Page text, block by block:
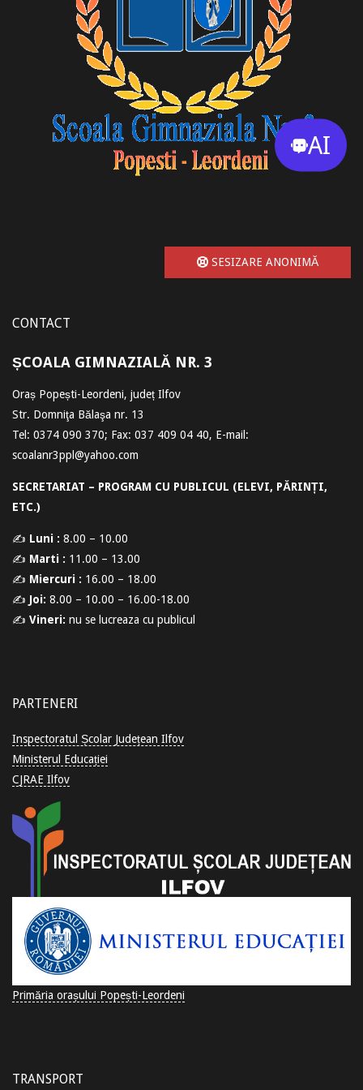
SESIZARE ANONIMĂ
CONTACT
ȘCOALA GIMNAZIALĂ NR. 3
Oraș Popești-Leordeni, județ Ilfov
Str. Domniţa Bălaşa nr. 13
Tel: 0374 090 370; Fax: 037 409 04 40, E-mail:
scoalanr3ppl@yahoo.com
SECRETARIAT – PROGRAM CU PUBLICUL (ELEVI, PĂRINȚI,
ETC.)
✍ Luni : 8.00 – 10.00
✍ Marti : 11.00 – 13.00
✍ Miercuri : 16.00 – 18.00
✍ Joi: 8.00 – 10.00 – 16.00-18.00
✍ Vineri: nu se lucreaza cu publicul
PARTENERI
Inspectoratul Școlar Județean Ilfov
Ministerul Educației
CJRAE Ilfov
Primăria orașului Popești-Leordeni
TRANSPORT
AI